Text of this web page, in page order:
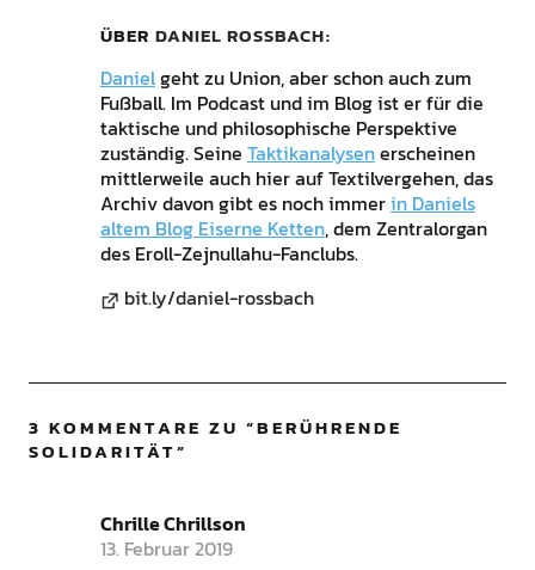
ÜBER DANIEL ROSSBACH
Danielgeht zu Union, aber schon auch zum
Fußball. Im Podcast und im Blog ist er für die
taktische und philosophische Perspektive
zuständig. Seine Taktikanalysenerscheinen
mittlerweile auch hier auf Textilvergehen, das
Archiv davon gibt es noch immerin Daniels
altem Blog Eiserne Ketten, dem Zentralorgan
des Eroll-Zejnullahu-Fanclubs.
bit.ly/daniel-rossbach
3 KOMMENTARE ZU “BERÜHRENDE
SOLIDARITÄT”
Chrille Chrillson
13. Februar 2019